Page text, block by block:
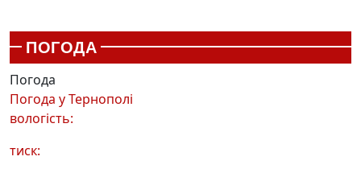
ПОГОДА
Погода
Погода уТернополі
вологість:
тиск: